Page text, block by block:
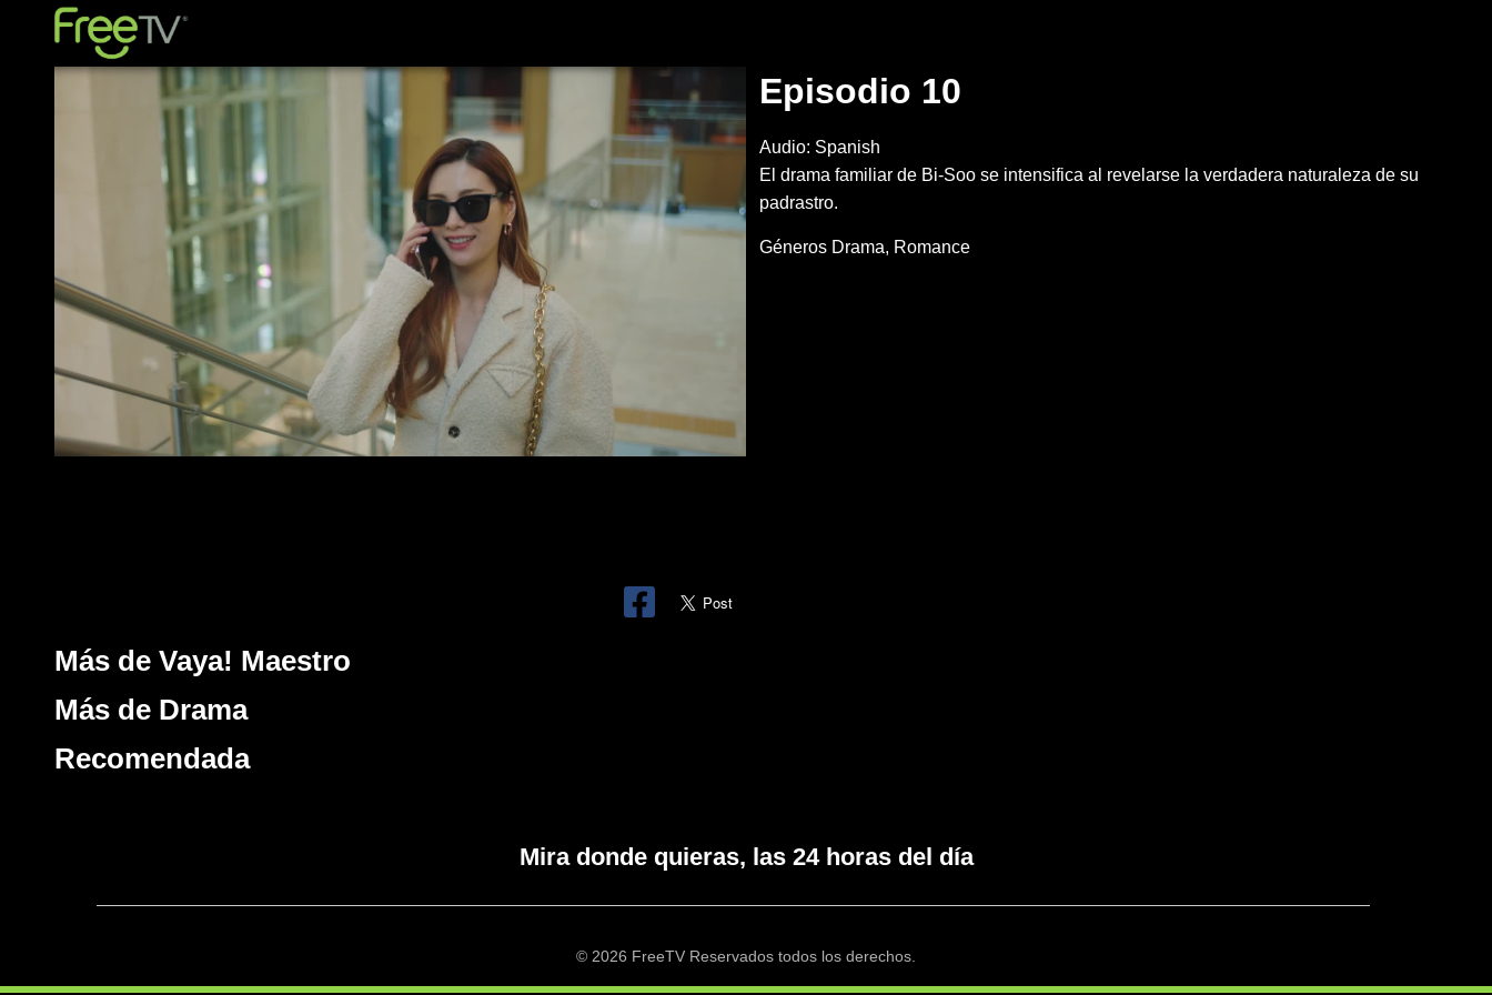
Episodio 10
Audio: Spanish
El drama familiar de Bi-Soo se intensifica al revelarse la verdadera naturaleza de su
padrastro.
Géneros Drama Romance
Más de Vaya! Maestro
Más de Drama
Recomendada
Mira donde quieras, las 24 horas del día
© 2026 FreeTV Reservados todos los derechos.